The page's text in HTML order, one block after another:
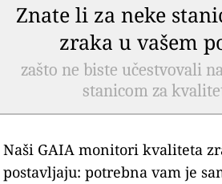
Znate li za neke
zraka u vašem
zašto ne biste učestvovali
stanicom za
Naši GAIA monitori kvaliteta
postavljaju: potrebna vam je